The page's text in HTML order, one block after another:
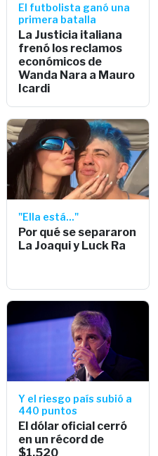
El futbolista ganó una
primera batalla
La Justicia italiana
frenó los reclamos
económicos de
Wanda Nara a Mauro
Icardi
"Ella está..."
Por qué se separaron
La Joaqui y Luck Ra
Y el riesgo país subió a
440 puntos
El dólar oficial cerró
en un récord de
$1.520